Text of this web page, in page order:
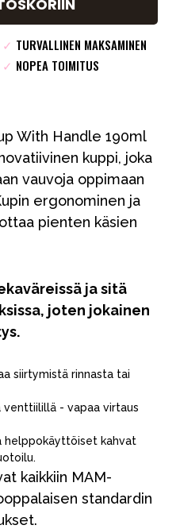
✓ TURVALLINEN MAKSAMINEN
✓ NOPEA TOIMITUS
With Handle 190ml
kuppi, joka
vauvoja oppimaan
ergonominen ja
pienten käsien
ja sitä
joten jokainen
siirtymistä rinnasta tai
- vapaa virtaus
helppokäyttöiset kahvat
kaikkiin MAM-
standardin